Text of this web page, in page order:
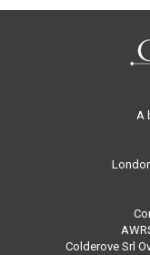
A
Colderove Srl